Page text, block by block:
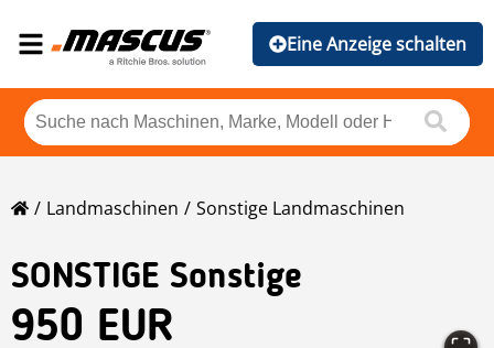
Eine Anzeige schalten
Landmaschinen Sonstige Landmaschinen
SONSTIGE Sonstige
950 EUR